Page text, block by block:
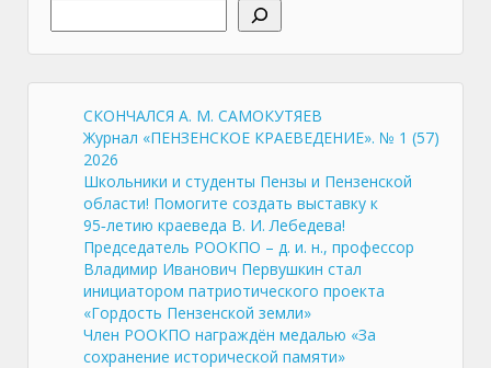
СКОНЧАЛСЯ А. М. САМОКУТЯЕВ
Журнал «ПЕНЗЕНСКОЕ КРАЕВЕДЕНИЕ». № 1 (57)
2026
Школьники и студенты Пензы и Пензенской
области! Помогите создать выставку к
95‑летию краеведа В. И. Лебедева!
Председатель РООКПО – д. и. н., профессор
Владимир Иванович Первушкин стал
инициатором патриотического проекта
«Гордость Пензенской земли»
Член РООКПО награждён медалью «За
сохранение исторической памяти»